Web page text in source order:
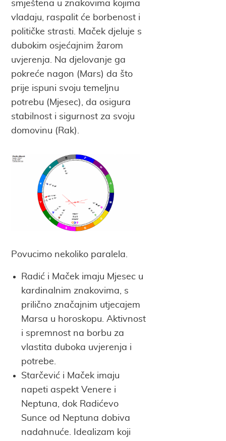
smještena u znakovima kojima
vladaju, raspalit će borbenost i
političke strasti. Maček djeluje s
dubokim osjećajnim žarom
uvjerenja. Na djelovanje ga
pokreće nagon (Mars) da što
prije ispuni svoju temeljnu
potrebu (Mjesec), da osigura
stabilnost i sigurnost za svoju
domovinu (Rak).
Povucimo nekoliko paralela.
Radić i Maček imaju Mjesec u
kardinalnim znakovima, s
prilično značajnim utjecajem
Marsa u horoskopu. Aktivnost
i spremnost na borbu za
vlastita duboka uvjerenja i
potrebe.
Starčević i Maček imaju
napeti aspekt Venere i
Neptuna, dok Radićevo
Sunce od Neptuna dobiva
nadahnuće. Idealizam koji